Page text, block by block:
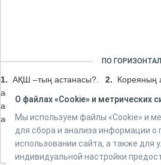
ПО
1. АҚШ –тың астанасы?. 2. Кореяның
астанасы?.
астанасы?.
Египеттің астанасы ?.
астанасы?. 8. Польшаның астанасы?.
О файлах «Cookie» и метрических
Мы используем файлы «Cookie» и
для сбора и анализа информации о
использовании сайта, а также для
индивидуальной настройки